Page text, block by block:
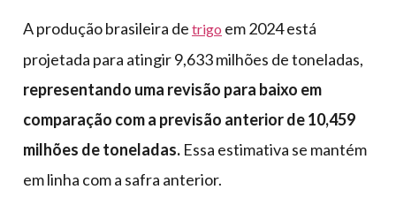
A produção brasileira de trigo em 2024 está
projetada para atingir 9,633 milhões de toneladas,
representando uma revisão para baixo em
comparação com a previsão anterior de 10,459
milhões de toneladas. Essa estimativa se mantém
em linha com a safra anterior.